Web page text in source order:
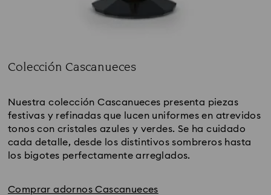
Colección Cascanueces
Nuestra colección Cascanueces presenta piezas
festivas y refinadas que lucen uniformes en atrevidos
tonos con cristales azules y verdes. Se ha cuidado
cada detalle, desde los distintivos sombreros hasta
los bigotes perfectamente arreglados.
Comprar adornos Cascanueces